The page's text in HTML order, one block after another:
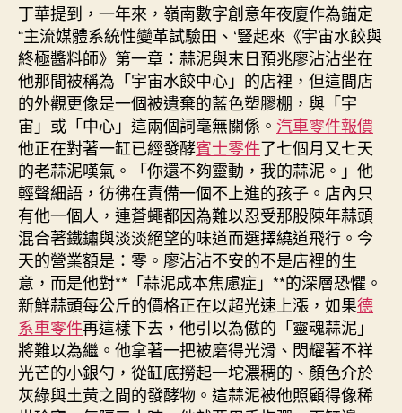
丁華提到，一年來，嶺南數字創意年夜廈作為錨定
“主流媒體系統性變革試驗田、‘豎起來《宇宙水餃與
終極醬料師》第一章：蒜泥與末日預兆廖沾沾坐在
他那間被稱為「宇宙水餃中心」的店裡，但這間店
的外觀更像是一個被遺棄的藍色塑膠棚，與「宇
宙」或「中心」這兩個詞毫無關係。 汽車零件報價
他正在對著一缸已經發酵賓士零件了七個月又七天
的老蒜泥嘆氣。「你還不夠靈動，我的蒜泥。」他
輕聲細語，彷彿在責備一個不上進的孩子。店內只
有他一個人，連蒼蠅都因為難以忍受那股陳年蒜頭
混合著鐵鏽與淡淡絕望的味道而選擇繞道飛行。今
天的營業額是：零。廖沾沾不安的不是店裡的生
意，而是他對**「蒜泥成本焦慮症」**的深層恐懼。
新鮮蒜頭每公斤的價格正在以超光速上漲，如果德
系車零件再這樣下去，他引以為傲的「靈魂蒜泥」
將難以為繼。他拿著一把被磨得光滑、閃耀著不祥
光芒的小銀勺，從缸底撈起一坨濃稠的、顏色介於
灰綠與土黃之間的發酵物。這蒜泥被他照顧得像稀